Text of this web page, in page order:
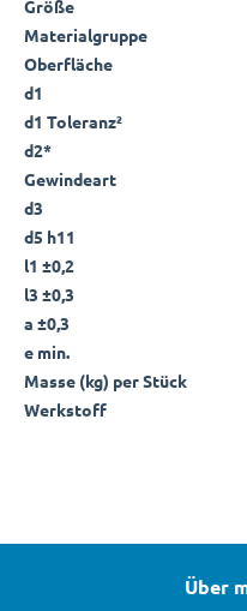
Größe
Materialgruppe
Oberfläche
d1
d1 Toleranz²
d2*
Gewindeart
d3
d5 h11
l1 ±0,2
l3 ±0,3
a ±0,3
e min.
Masse (kg) per Stück
Werkstoff
Über